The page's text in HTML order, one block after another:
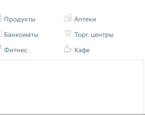
Продукты
Банкоматы
Фитнес
Аптеки
Торг. центры
Кафе